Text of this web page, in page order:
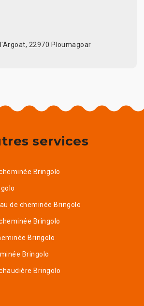
22970 Ploumagoar
services
Bringolo
de cheminée Bringolo
Bringolo
Bringolo
Bringolo
Bringolo